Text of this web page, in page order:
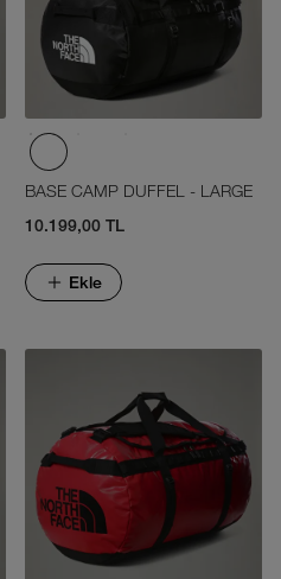
BASE CAMP DUFFEL - LARGE
10.199,00 TL
Ekle